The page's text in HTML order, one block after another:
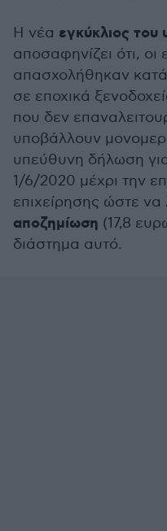
Η νέα εγκύκλιος του
αποσαφηνίζει ότι, οι
απασχολήθηκαν
σε εποχικά
που δεν
υποβάλλουν
υπεύθυνη δήλωση
1/6/2020 μέχρι την
επιχείρησης ώστε
αποζημίωση (17,8
διάστημα αυτό.